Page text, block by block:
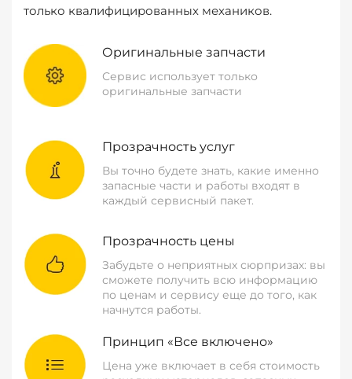
только квалифицированных механиков.
Оригинальные запчасти
Сервис использует только
оригинальные запчасти
Прозрачность услуг
Вы точно будете знать, какие именно
запасные части и работы входят в
каждый сервисный пакет.
Прозрачность цены
Забудьте о неприятных сюрпризах: вы
сможете получить всю информацию
по ценам и сервису еще до того, как
начнутся работы.
Принцип «Все включено»
Цена уже включает в себя стоимость